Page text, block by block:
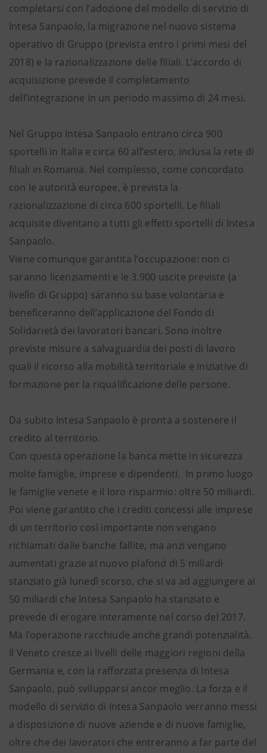
completarsi con l’adozione del modello di servizio di
Intesa Sanpaolo, la migrazione nel nuovo sistema
operativo di Gruppo (prevista entro i primi mesi del
2018) e la razionalizzazione delle filiali. L’accordo di
acquisizione prevede il completamento
dell’integrazione in un periodo massimo di 24 mesi.
Nel Gruppo Intesa Sanpaolo entrano circa 900
sportelli in Italia e circa 60 all’estero, inclusa la rete di
filiali in Romania. Nel complesso, come concordato
con le autorità europee, è prevista la
razionalizzazione di circa 600 sportelli. Le filiali
acquisite diventano a tutti gli effetti sportelli di Intesa
Sanpaolo.
Viene comunque garantita l’occupazione: non ci
saranno licenziamenti e le 3.900 uscite previste (a
livello di Gruppo) saranno su base volontaria e
beneficeranno dell’applicazione del Fondo di
Solidarietà dei lavoratori bancari. Sono inoltre
previste misure a salvaguardia dei posti di lavoro
quali il ricorso alla mobilità territoriale e iniziative di
formazione per la riqualificazione delle persone.
Da subito Intesa Sanpaolo è pronta a sostenere il
credito al territorio.
Con questa operazione la banca mette in sicurezza
molte famiglie, imprese e dipendenti. In primo luogo
le famiglie venete e il loro risparmio: oltre 50 miliardi.
Poi viene garantito che i crediti concessi alle imprese
di un territorio così importante non vengano
richiamati dalle banche fallite, ma anzi vengano
aumentati grazie al nuovo plafond di 5 miliardi
stanziato già lunedì scorso, che si va ad aggiungere ai
50 miliardi che Intesa Sanpaolo ha stanziato e
prevede di erogare interamente nel corso del 2017.
Ma l’operazione racchiude anche grandi potenzialità.
Il Veneto cresce ai livelli delle maggiori regioni della
Germania e, con la rafforzata presenza di Intesa
Sanpaolo, può svilupparsi ancor meglio. La forza e il
modello di servizio di Intesa Sanpaolo verranno messi
a disposizione di nuove aziende e di nuove famiglie,
oltre che dei lavoratori che entreranno a far parte del